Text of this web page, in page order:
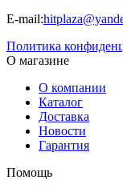
E-mail:
Политика
О магазине
О компании
Каталог
Доставка
Новости
Гарантия
Помощь